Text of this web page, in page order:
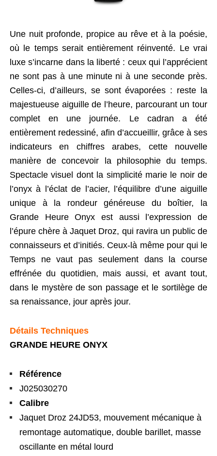
Une nuit profonde, propice au rêve et à la poésie,
où le temps serait entièrement réinventé. Le vrai
luxe s’incarne dans la liberté : ceux qui l’apprécient
ne sont pas à une minute ni à une seconde près.
Celles-ci, d’ailleurs, se sont évaporées : reste la
majestueuse aiguille de l’heure, parcourant un tour
complet en une journée. Le cadran a été
entièrement redessiné, afin d’accueillir, grâce à ses
indicateurs en chiffres arabes, cette nouvelle
manière de concevoir la philosophie du temps.
Spectacle visuel dont la simplicité marie le noir de
l’onyx à l’éclat de l’acier, l’équilibre d’une aiguille
unique à la rondeur généreuse du boîtier, la
Grande Heure Onyx est aussi l’expression de
l’épure chère à Jaquet Droz, qui ravira un public de
connaisseurs et d’initiés. Ceux-là même pour qui le
Temps ne vaut pas seulement dans la course
effrénée du quotidien, mais aussi, et avant tout,
dans le mystère de son passage et le sortilège de
sa renaissance, jour après jour.
Détails Techniques
GRANDE HEURE ONYX
Référence
J025030270
Calibre
Jaquet Droz 24JD53, mouvement mécanique à
remontage automatique, double barillet, masse
oscillante en métal lourd